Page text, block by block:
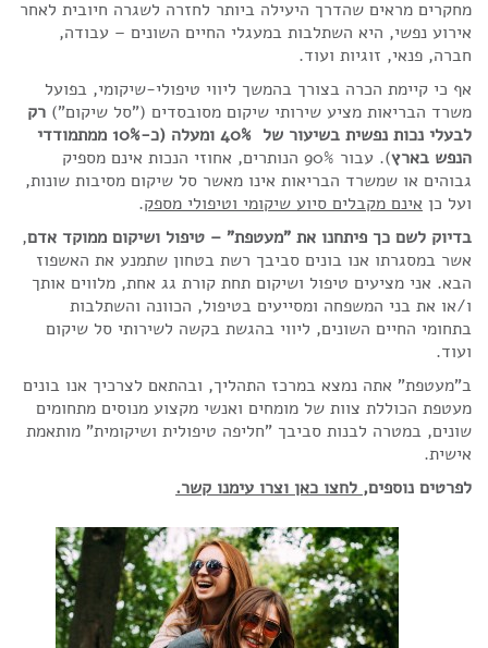
מחקרים מראים שהדרך היעילה ביותר לחזרה לשגרה חיובית לאחר
אירוע נפשי, היא השתלבות במעגלי החיים השונים – עבודה,
חברה, פנאי, זוגיות ועוד.
אף כי קיימת הכרה בצורך בהמשך ליווי טיפולי-שיקומי, בפועל
משרד הבריאות מציע שירותי שיקום מסובסדים ("סל שיקום") רק
לבעלי נכות נפשית בשיעור של 40% ומעלה (כ-10% ממתמודדי
הנפש בארץ
). עבור 90% הנותרים, אחוזי הנכות אינם מספיק
גבוהים או שמשרד הבריאות אינו מאשר סל שיקום מסיבות שונות,
ועל כןאינם מקבלים סיוע שיקומי וטיפולי מספק.
בדיוק לשם כך פיתחנו את "מעטפת" – טיפול ושיקום ממוקד אדם,
אשר במסגרתו אנו בונים סביבך רשת בטחון שתמנע את האשפוז
הבא. אני מציעים טיפול ושיקום תחת קורת גג אחת, מלווים אותך
ו/או את בני המשפחה ומסייעים בטיפול, הכוונה והשתלבות
בתחומי החיים השונים, ליווי בהגשת בקשה לשירותי סל שיקום
ועוד.
ב"מעטפת" אתה נמצא במרכז התהליך, ובהתאם לצרכיך אנו בונים
מעטפת הכוללת צוות של מומחים ואנשי מקצוע מנוסים מתחומים
שונים, במטרה לבנות סביבך "חליפה טיפולית ושיקומית" מותאמת
אישית.
לפרטים נוספים, לחצו כאן וצרו עימנו קשר.